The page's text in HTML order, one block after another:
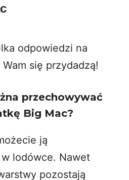
odpowiedzi na
się przydadzą!
przechowywać
Big Mac?
ją
lodówce. Nawet
pozostają